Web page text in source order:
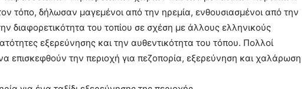
τόπο, δήλωσαν μαγεμένοι από την ηρεμία, ενθουσιασμένοι από την
διαφορετικότητα του τοπίου σε σχέση με άλλους ελληνικούς
εξερεύνησης και την αυθεντικότητα του τόπου. Πολλοί
επισκεφθούν την περιοχή για πεζοπορία, εξερεύνηση και χαλάρωση